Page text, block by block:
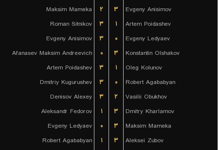
Maksim Mameka
۲ ۳
Evgeny Anisimov
Roman Sitnikov
۳ ۱
Artem Poidashev
Evgeny Anisimov
۳ ۰
Evgeny Ledyaev
Afanasev Maksim Andreevich
۰ ۳
Konstantin Olshakov
Artem Poidashev
۳ ۱
Oleg Kolunov
Dmitriy Kugurushev
۳ ۰
Robert Agababyan
Denisov Alexey
۳ ۲
Vasilii Obukhov
Aleksandr Fedorov
۱ ۳
Dmitry Kharlamov
Evgeny Ledyaev
۰ ۳
Maksim Mameka
Robert Agababyan
۱ ۳
Aleksei Zubov